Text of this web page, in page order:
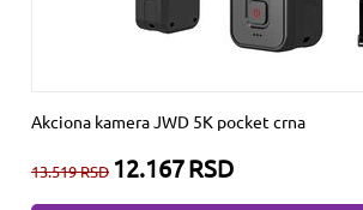
Akciona kamera JWD 5K pocket crna
13.519RSD 12.167RSD